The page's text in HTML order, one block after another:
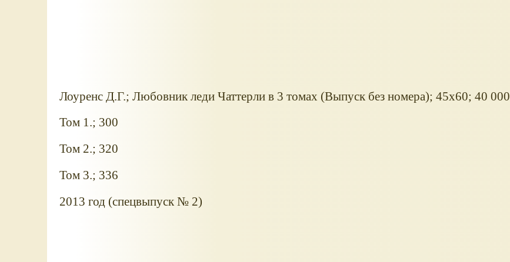
Лоуренс Д.Г.; Любовник леди Чаттерли в 3 томах (Выпуск без номера); 45х60; 40 000
Том 1.; 300
Том 2.; 320
Том 3.; 336
2013 год (спецвыпуск № 2)